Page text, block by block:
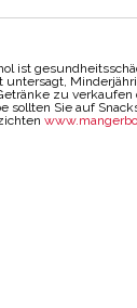
ist
untersagt,
zu verkaufen
sollten Sie auf